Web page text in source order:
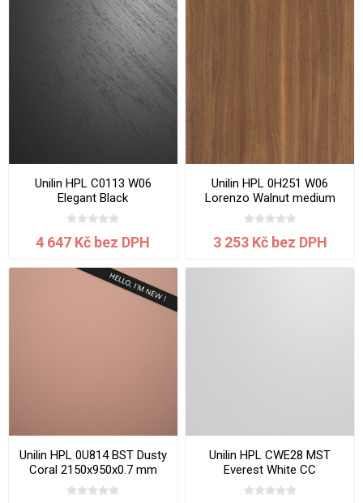
Unilin HPL C0113 W06
Elegant Black
3050x1300x0,8mm
4 647 Kč bez DPH
Unilin HPL 0H251 W06
Lorenzo Walnut medium
brown 3050x1300x0.7 mm
3 253 Kč bez DPH
Unilin HPL 0U814 BST Dusty
Coral 2150x950x0.7 mm
Unilin HPL CWE28 MST
Everest White CC
3050x1300x0.8mm